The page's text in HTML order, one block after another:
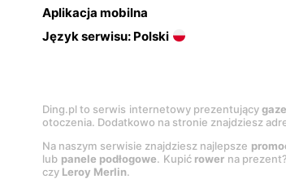
Aplikacja mobilna
Język serwisu: Polski
Ding.pl to serwis internetowy prezentujący
otoczenia. Dodatkowo na stronie znajdziesz
Na naszym serwisie znajdziesz najlepsze
lub panele podłogowe. Kupić rower na
czy Leroy Merlin.